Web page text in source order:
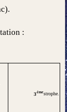
:
3èmestrophe.